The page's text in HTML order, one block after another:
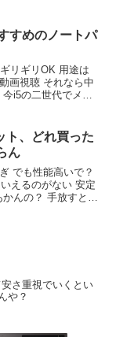
買ってしまったば
すめのノートパ
リギリOK 用途は
画視聴 それなら中
i5の二世代でメモ
ロームでタブ10個
、どれ買った
ん
でも性能高いで？
えるのがない 安定
んの？ 手放すとき
さ重視でいくとい
や？